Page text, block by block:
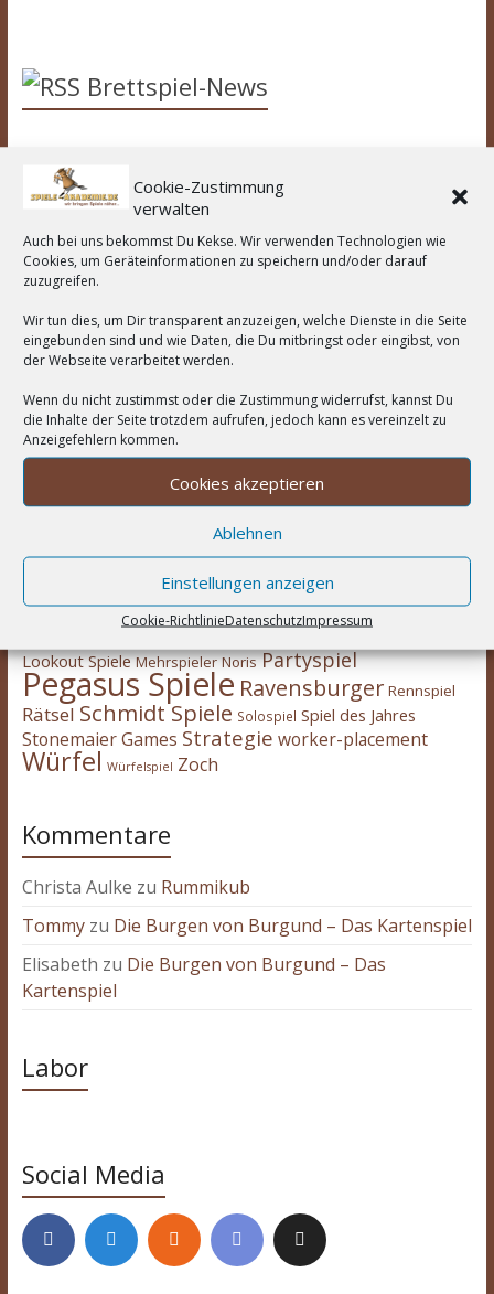
Cookie-Zustimmung
verwalten
Auch bei uns bekommst Du Kekse. Wir verwenden Technologien wie
Cookies, um Geräteinformationen zu speichern und/oder darauf
zuzugreifen.
Wir tun dies, um Dir transparent anzuzeigen, welche Dienste in die Seite
eingebunden sind und wie Daten, die Du mitbringst oder eingibst, von
der Webseite verarbeitet werden.
Wenn du nicht zustimmst oder die Zustimmung widerrufst, kannst Du
die Inhalte der Seite trotzdem aufrufen, jedoch kann es vereinzelt zu
Anzeigefehlern kommen.
Cookies akzeptieren
Ablehnen
Einstellungen anzeigen
Cookie-RichtlinieDatenschutzImpressum
Brettspiel-News
Spiel des Jahres 2025 - Bomb Busters
43. Spieleautor*innen-Treffen in Göttingen
Wir unterstützen:
Wortwolke
Abacusspiele Amigo Spiele Asmodee
Berichte CGE Days of Wonder Deckbaudeduktiv
Engine Erweiterung
Expertenspiel FamilienspielFeuerlandHans
Heidelberger HUCH!
KartenspielKennerspielKinderspiel
kooperativKosmos Legespiel
Lookout Spiele Mehrspieler Noris Partyspiel
Pegasus Spiele Ravensburger Rennspiel
Rätsel Schmidt Spiele Solospiel Spiel des Jahres
Stonemaier Games Strategie worker-placement
Würfel Würfelspiel Zoch
Kommentare
Christa Aulke zu Rummikub
Tommyzu Die Burgen von Burgund – Das Kartenspiel
Elisabeth zu Die Burgen von Burgund – Das
Kartenspiel
Labor
Social Media